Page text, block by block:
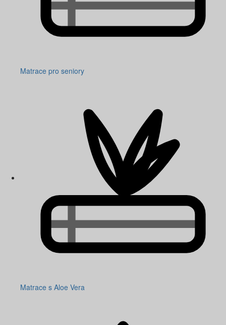
Matrace pro seniory
Matrace s Aloe Vera